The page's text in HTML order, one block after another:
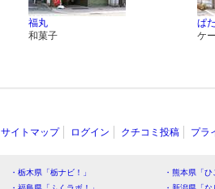
福丸
和菓子
ぱ
ケ
サイトマップ ログイン クチコミ投稿 プラ
・栃木県「栃ナビ！」
・熊本県「